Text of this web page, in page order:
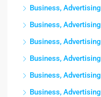
Business, Advertising
Business, Advertising
Business, Advertising
Business, Advertising
Business, Advertising
Business, Advertising